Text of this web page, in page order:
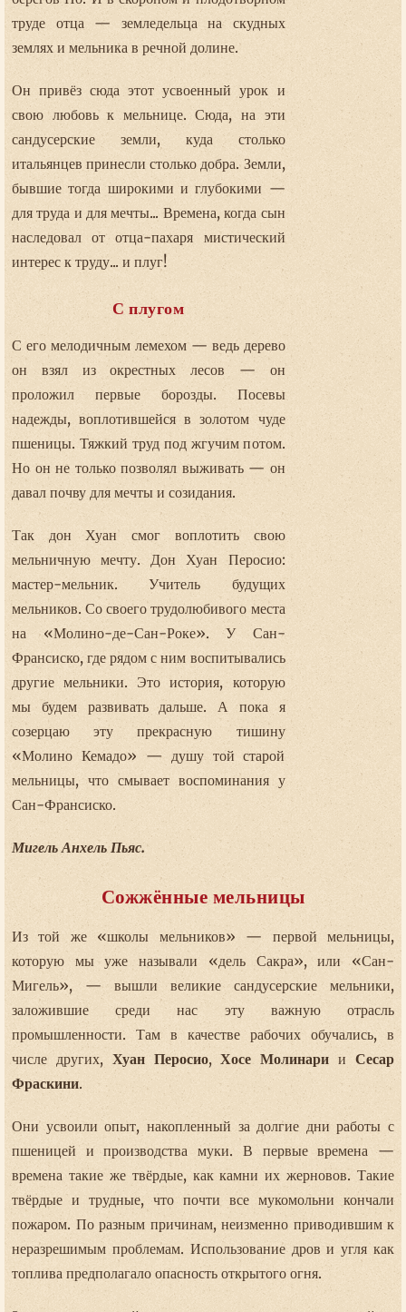
труде отца — земледельца на скудных
землях и мельника в речной долине.
Он привёз сюда этот усвоенный урок и
свою любовь к мельнице. Сюда, на эти
сандусерские земли, куда столько
итальянцев принесли столько добра. Земли,
бывшие тогда широкими и глубокими —
для труда и для мечты... Времена, когда сын
наследовал от отца-пахаря мистический
интерес к труду... и плуг!
С плугом
С его мелодичным лемехом — ведь дерево
он взял из окрестных лесов — он
проложил первые борозды. Посевы
надежды, воплотившейся в золотом чуде
пшеницы. Тяжкий труд под жгучим потом.
Но он не только позволял выживать — он
давал почву для мечты и созидания.
Так дон Хуан смог воплотить свою
мельничную мечту. Дон Хуан Перосио:
мастер-мельник. Учитель будущих
мельников. Со своего трудолюбивого места
на «Молино-де-Сан-Роке». У Сан-
Франсиско, где рядом с ним воспитывались
другие мельники. Это история, которую
мы будем развивать дальше. А пока я
созерцаю эту прекрасную тишину
«Молино Кемадо» — душу той старой
мельницы, что смывает воспоминания у
Сан-Франсиско.
Мигель Анхель Пьяс.
Сожжённые мельницы
Из той же «школы мельников» — первой мельницы,
которую мы уже называли «дель Сакра», или «Сан-
Мигель», — вышли великие сандусерские мельники,
заложившие среди нас эту важную отрасль
промышленности. Там в качестве рабочих обучались, в
числе других, Хуан Перосио,Хосе Молинари иСесар
Фраскини.
Они усвоили опыт, накопленный за долгие дни работы с
пшеницей и производства муки. В первые времена —
времена такие же твёрдые, как камни их жерновов. Такие
твёрдые и трудные, что почти все мукомольни кончали
пожаром. По разным причинам, неизменно приводившим к
неразрешимым проблемам. Использование дров и угля как
топлива предполагало опасность открытого огня.